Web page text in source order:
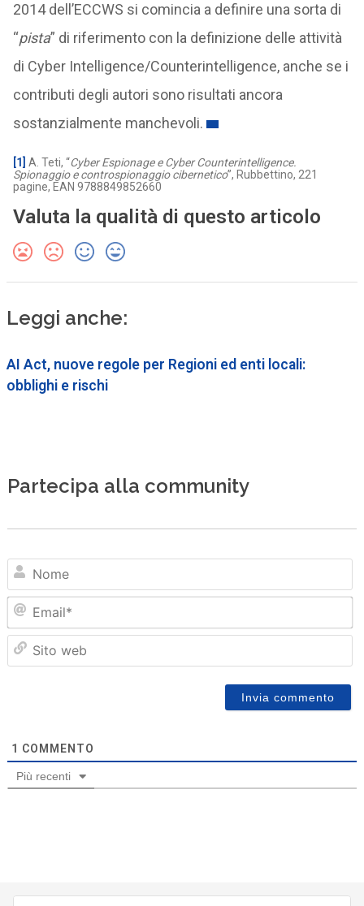
2014 dell’ECCWS si comincia a definire una sorta di
“pista” di riferimento con la definizione delle attività
di Cyber Intelligence/Counterintelligence, anche se i
contributi degli autori sono risultati ancora
sostanzialmente manchevoli.
[1] A. Teti, “Cyber Espionage e Cyber Counterintelligence.
Spionaggio e controspionaggio cibernetico”, Rubbettino, 221
pagine, EAN 9788849852660
Valuta la qualità di questo articolo
Leggi anche:
AI Act, nuove regole per Regioni ed enti locali:
obblighi e rischi
Partecipa alla community
1 COMMENTO
Più recenti